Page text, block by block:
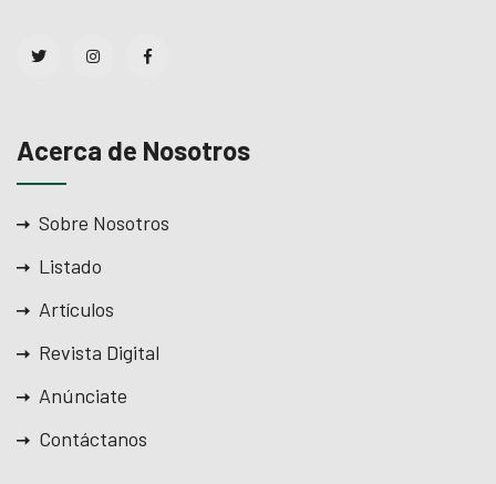
Acerca de Nosotros
Sobre Nosotros
Listado
Artículos
Revista Digital
Anúnciate
Contáctanos